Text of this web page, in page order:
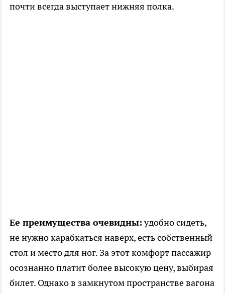
почти всегда выступает нижняя полка.
Ее преимущества очевидны:удобно сидеть,
не нужно карабкаться наверх, есть собственный
стол и место для ног. За этот комфорт пассажир
осознанно платит более высокую цену, выбирая
билет. Однако в замкнутом пространстве вагона